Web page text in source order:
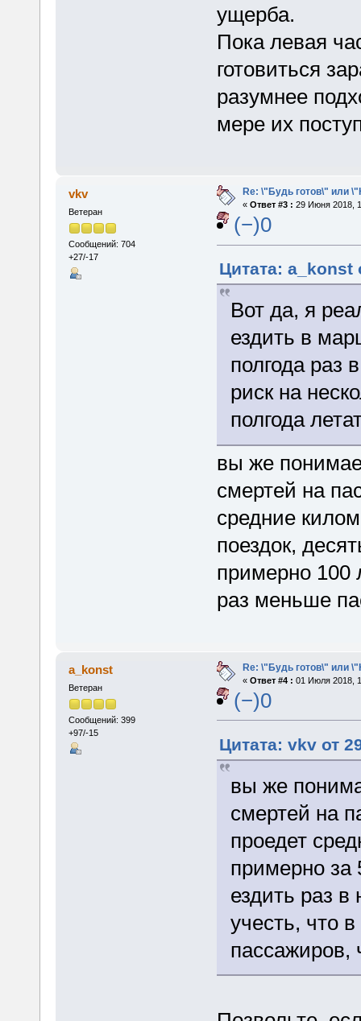
ущерба.
Пока левая
готовиться
разумнее
мере их
vkv
Ветеран
Сообщений: 704
+27/-17
Re: \"Будь готов\" или
« Ответ #3 : 29 Июня 2018,
(−)0
Цитата: a_konst
Вот да, я
ездить в
полгода раз
риск на
полгода
вы же
смертей на
средние
поездок,
примерно 100
раз меньше
a_konst
Ветеран
Сообщений: 399
+97/-15
Re: \"Будь готов\" или
« Ответ #4 : 01 Июля 2018,
(−)0
Цитата: vkv от
вы же
смертей на
проедет
примерно за
ездить раз
учесть, что
пассажиров,